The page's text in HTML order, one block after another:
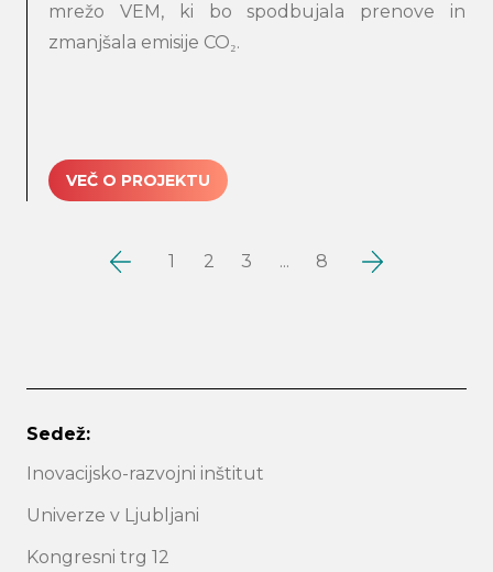
mrežo VEM, ki bo spodbujala prenove in
zmanjšala emisije CO₂.
VEČ O PROJEKTU
1 2 3 ... 8
Sedež:
Inovacijsko-razvojni inštitut
Univerze v Ljubljani
Kongresni trg 12